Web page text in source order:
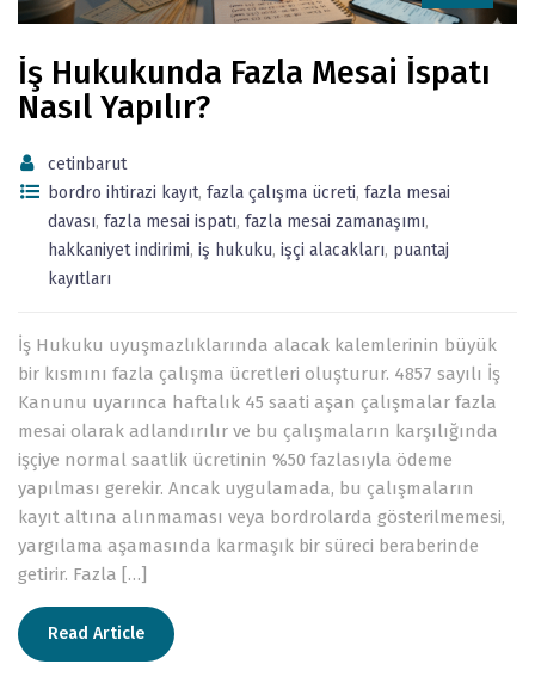
İş Hukukunda Fazla Mesai İspatı
Nasıl Yapılır?
cetinbarut
bordro ihtirazi kayıt, fazla çalışma ücreti, fazla mesai
davası, fazla mesai ispatı, fazla mesai zamanaşımı,
hakkaniyet indirimi, iş hukuku, işçi alacakları, puantaj
kayıtları
İş Hukuku uyuşmazlıklarında alacak kalemlerinin büyük
bir kısmını fazla çalışma ücretleri oluşturur. 4857 sayılı İş
Kanunu uyarınca haftalık 45 saati aşan çalışmalar fazla
mesai olarak adlandırılır ve bu çalışmaların karşılığında
işçiye normal saatlik ücretinin %50 fazlasıyla ödeme
yapılması gerekir. Ancak uygulamada, bu çalışmaların
kayıt altına alınmaması veya bordrolarda gösterilmemesi,
yargılama aşamasında karmaşık bir süreci beraberinde
getirir. Fazla […]
Read Article